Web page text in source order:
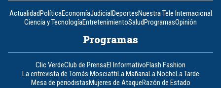
ActualidadPolíticaEconomíaJudicialDeportesNuestra Tele Internacional
Ciencia y TecnologíaEntretenimientoSaludProgramasOpinión
Programas
Clic VerdeClub de PrensaEl InformativoFlash Fashion
La entrevista de Tomás MosciattiLa MañanaLa NocheLa Tarde
Mesa de periodistasMujeres de AtaqueRazón de Estado